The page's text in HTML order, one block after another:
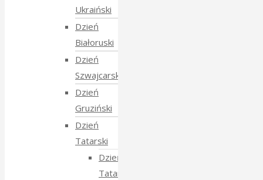
Ukraiński
Dzień
Białoruski
Dzień
Szwajcarski
Dzień
Gruziński
Dzień
Tatarski
Dzień
Tatarski